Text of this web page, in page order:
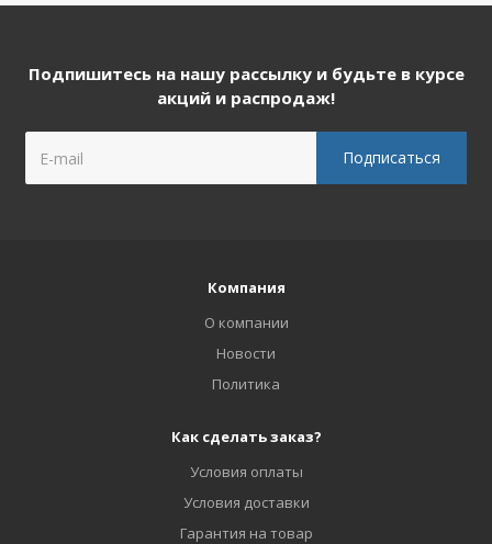
Подпишитесь на нашу рассылку и будьте в курсе
акций и распродаж!
Компания
О компании
Новости
Политика
Как сделать заказ?
Условия оплаты
Условия доставки
Гарантия на товар